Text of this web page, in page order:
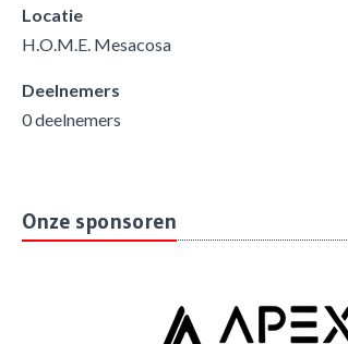
Locatie
H.O.M.E. Mesacosa
Deelnemers
0 deelnemers
Onze sponsoren